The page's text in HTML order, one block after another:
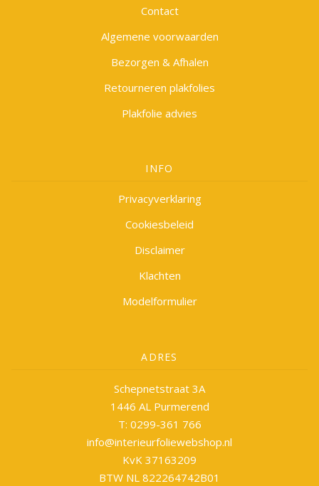
Contact
Algemene voorwaarden
Bezorgen & Afhalen
Retourneren plakfolies
Plakfolie advies
INFO
Privacyverklaring
Cookiesbeleid
Disclaimer
Klachten
Modelformulier
ADRES
Schepnetstraat 3A
1446 AL Purmerend
T: 0299-361 766
info@interieurfoliewebshop.nl
KvK 37163209
BTW NL 822264742B01